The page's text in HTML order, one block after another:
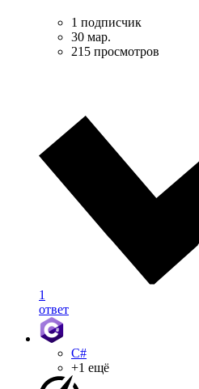
1 подписчик
30 мар.
215 просмотров
1
ответ
C#
+1 ещё